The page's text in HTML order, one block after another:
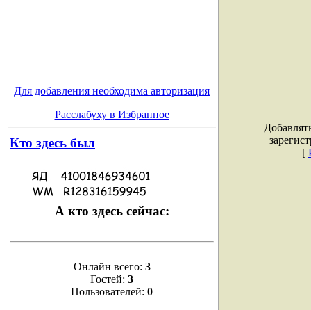
Для добавления необходима авторизация
Расслабуху в Избранное
Кто здесь был
А кто здесь сейчас:
Онлайн всего: 3
Гостей: 3
Пользователей: 0
[